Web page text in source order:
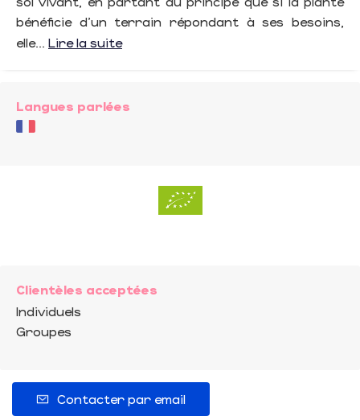
bénéficie d'un terrain répondant à ses besoins,
elle... Lire la suite
Langues parlées
Clientèles acceptées
Individuels
Groupes
Contacter par email